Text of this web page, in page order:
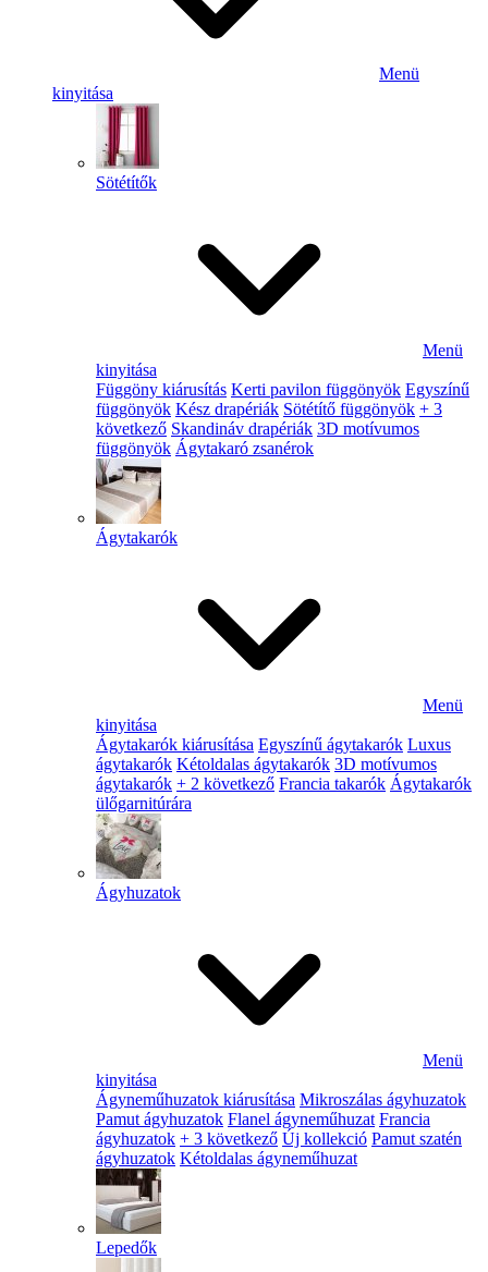
Menü
kinyitása
Sötétítők
Menü
kinyitása
Függöny kiárusítás Kerti pavilon függönyök Egyszínű
függönyök Kész drapériák Sötétítő függönyök + 3
következő Skandináv drapériák 3D motívumos
függönyök Ágytakaró zsanérok
Ágytakarók
Menü
kinyitása
Ágytakarók kiárusítása Egyszínű ágytakarók Luxus
ágytakarók Kétoldalas ágytakarók 3D motívumos
ágytakarók + 2 következő Francia takarók Ágytakarók
ülőgarnitúrára
Ágyhuzatok
Menü
kinyitása
Ágyneműhuzatok kiárusítása Mikroszálas ágyhuzatok
Pamut ágyhuzatok Flanel ágyneműhuzat Francia
ágyhuzatok + 3 következő Új kollekció Pamut szatén
ágyhuzatok Kétoldalas ágyneműhuzat
Lepedők